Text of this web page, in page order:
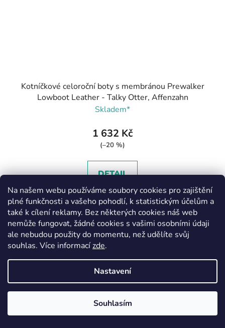
Na našem webu používáme soubory cookies pro zajištění
plné funkčnosti a vašeho pohodlí, k statistickým účelům a
také k cílení reklamy. Bez některých cookies náš web
nemůže fungovat, žádné cookies s vašimi osobními údaji
ale nebudou použity do momentu, než udělíte svůj
souhlas. Více informacízde.
Nastavení
Souhlasím
Kotníčkové celoroční boty s membránou Prewalker
Lowboot Leather - Talky Otter, Affenzahn
Skladem*
1 632 Kč
(–20 %)
DETAIL
20 22
VÝPRODEJ